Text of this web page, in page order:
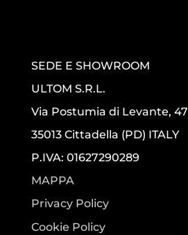
SEDE E SHOWROOM
ULTOM S.R.L.
Via Postumia di Levante, 47
35013 Cittadella (PD) ITALY
P.IVA: 01627290289
MAPPA
Privacy Policy
Cookie Policy